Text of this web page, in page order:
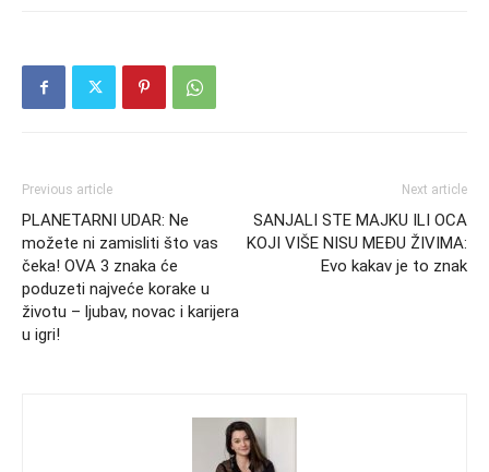
Previous article
PLANETARNI UDAR: Ne
možete ni zamisliti što vas
čeka! OVA 3 znaka će
poduzeti najveće korake u
životu – ljubav, novac i karijera
u igri!
Next article
SANJALI STE MAJKU ILI OCA
KOJI VIŠE NISU MEĐU ŽIVIMA:
Evo kakav je to znak